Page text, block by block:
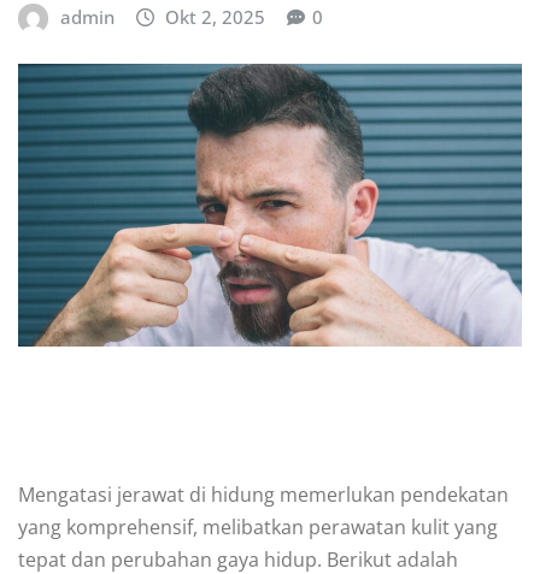
admin Okt 2, 2025 0
Mengatasi jerawat di hidung memerlukan pendekatan
yang komprehensif, melibatkan perawatan kulit yang
tepat dan perubahan gaya hidup. Berikut adalah